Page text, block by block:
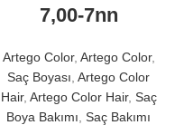
7,00-7nn
Artego Color, Artego Color,
Saç Boyası Artego Color
Hair, Artego Color Hair, Saç
Boya Bakımı Saç Bakımı